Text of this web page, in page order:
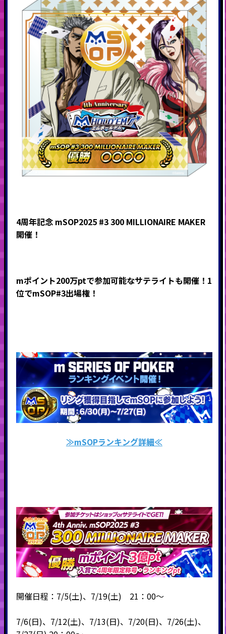
4周年記念 mSOP2025 #3 300 MILLIONAIRE MAKER
開催！
mポイント200万ptで参加可能なサテライトも開催！1
位でmSOP#3出場権！
≫mSOPランキング詳細≪
開催日程：7/5(土)、7/19(土) 21：00～
7/6(日)、7/12(土)、7/13(日)、7/20(日)、7/26(土)、